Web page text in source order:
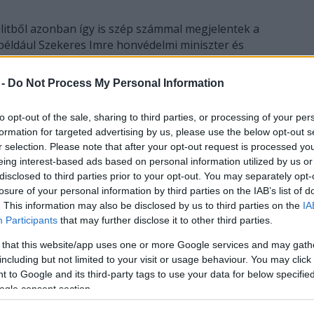
Do Not Process My Personal Information
opt-out of the sale, sharing to third parties, or processing of your
for targeted advertising by us, please use the below opt-out
selection. Please note that after your opt-out request is processed
interest-based ads based on personal information utilized by us
to third parties prior to your opt-out. You may separately
of your personal information by third parties on the IAB’s list of
This information may also be disclosed by us to third parties on the
Participants that may further disclose it to other third parties.
that this website/app uses one or more Google services and may
but not limited to your visit or usage behaviour. You may
to Google and its third-party tags to use your data for below
consent section.
azonban így is szép számmal megjelentek a
Szekeres Imre honvédelmi miniszter és
Szanyi Tibor (MSZP) és
képviselő, Csányi Sándor, az OTP Bank Nyrt.
az Állami Számvevőszék elnöke.
bálozott, például a két országos kereskedelmi
Medveczky Ilona, Galambos Lajos (Lagzi Lajcsi)
három koronás világszépség is, a német, a
mert egész Európa válságban szenved,
meg kell őriznünk a bál hagyományait" - mondta
fővédnök európai parlamenti (EP) képviselő.
a jótékonykodásra, gondolnunk kell
estén" - mondta az EP szocialista
jótékonykodás a korábbiaknál nagyobb szerepet